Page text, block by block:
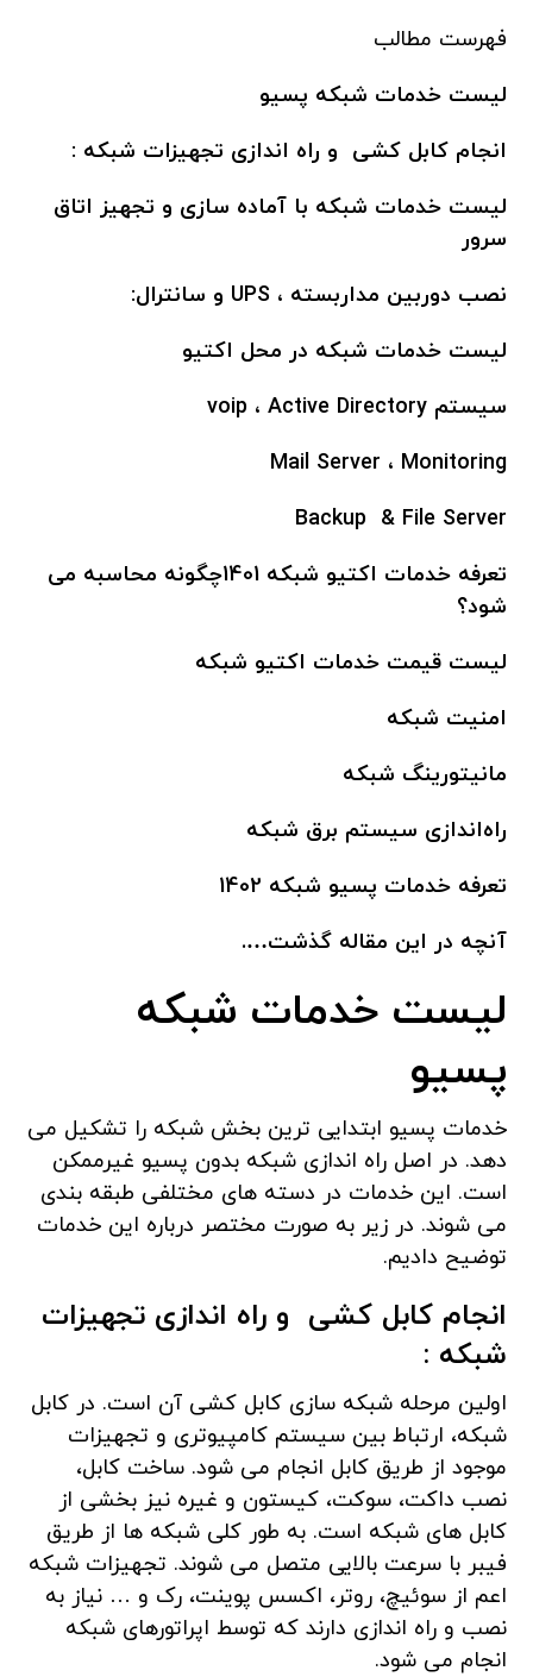
فهرست مطالب
لیست خدمات شبکه پسیو
انجام کابل کشی و راه اندازی تجهیزات شبکه :
لیست خدمات شبکه با آماده سازی و تجهیز اتاق
سرور
نصب دوربین مداربسته ، UPS و سانترال:
لیست خدمات شبکه در محل اکتیو
سیستم voip ، Active Directory
Mail Server ، Monitoring
Backup & File Server
تعرفه خدمات اکتیو شبکه 1401چگونه محاسبه می
شود؟
لیست قیمت خدمات اکتیو شبکه
امنیت شبکه
مانیتورینگ شبکه
راه‌اندازی سیستم برق شبکه
تعرفه خدمات پسیو شبکه 1402
آنچه در این مقاله گذشت….
لیست خدمات شبکه
پسیو
خدمات پسیو ابتدایی ترین بخش شبکه را تشکیل می
دهد. در اصل راه اندازی شبکه بدون پسیو غیرممکن
است. این خدمات در دسته های مختلفی طبقه بندی
می شوند. در زیر به صورت مختصر درباره این خدمات
توضیح دادیم.
انجام کابل کشی و راه اندازی تجهیزات
شبکه :
اولین مرحله شبکه سازی کابل کشی آن است. در کابل
شبکه، ارتباط بین سیستم کامپیوتری و تجهیزات
موجود از طریق کابل انجام می شود. ساخت کابل،
نصب داکت، سوکت، کیستون و غیره نیز بخشی از
کابل های شبکه است. به طور کلی شبکه ها از طریق
فیبر با سرعت بالایی متصل می شوند. تجهیزات شبکه
اعم از سوئیچ، روتر، اکسس پوینت، رک و … نیاز به
نصب و راه اندازی دارند که توسط اپراتورهای شبکه
انجام می شود.